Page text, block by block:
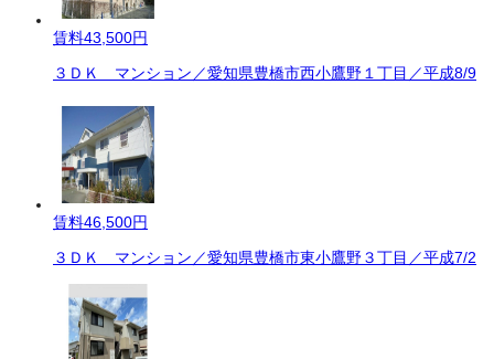
賃料43,500円
３ＤＫ マンション／愛知県豊橋市西小鷹野１丁目／平成8/9
賃料46,500円
３ＤＫ マンション／愛知県豊橋市東小鷹野３丁目／平成7/2